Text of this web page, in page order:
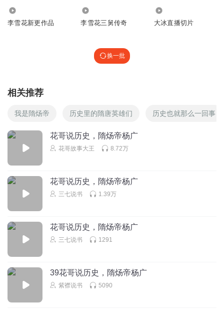
李雪花新更作品 李雪花三舅传奇 大冰直播切片
换一批
相关推荐
我是隋炀帝 历史里的隋唐英雄们 历史也就那么一回事
花哥说历史，隋炀帝杨广
花哥故事大王 8.72万
花哥说历史，隋炀帝杨广
三七说书 1.39万
花哥说历史，隋炀帝杨广
三七说书 1291
39花哥说历史，隋炀帝杨广
紫襟说书 5090